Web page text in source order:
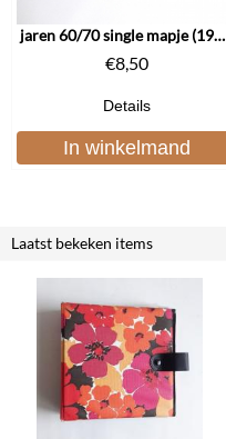
jaren 60/70 single mapje (1915)
€8,50
Details
In winkelmand
Laatst bekeken items